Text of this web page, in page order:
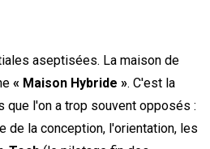
aseptisées. La maison de
« Maison Hybride ». C'est la
que l'on a trop souvent opposés :
de la conception, l'orientation, les